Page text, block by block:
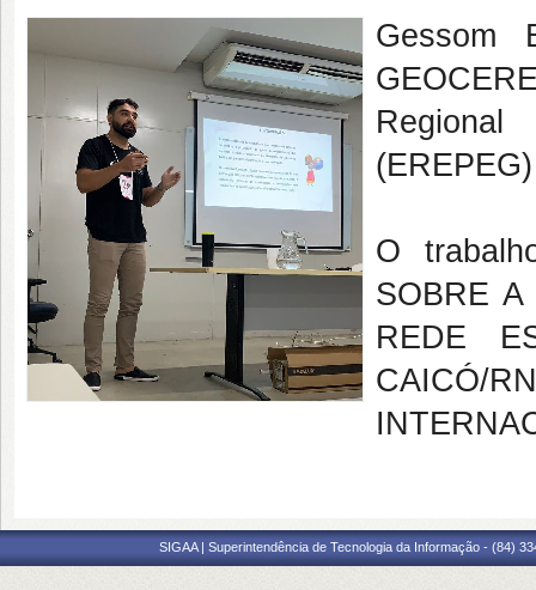
Gessom
O
SOBRE A
REDE
SIGAA | Superintendência de Tecnologia da Informação - (84)